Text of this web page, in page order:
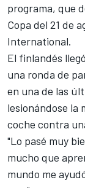
programa, que
Copa del 21 de
International.
El finlandés
una ronda de
en una de las
lesionándose la
coche contra
"Lo pasé muy
mucho que
mundo me